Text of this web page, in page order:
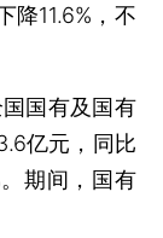
降11.6%，不
国有及国有
亿元，同比
期间，国有